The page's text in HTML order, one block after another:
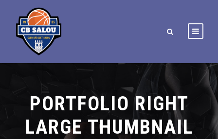
PORTFOLIO RIGHT
LARGE THUMBNAIL